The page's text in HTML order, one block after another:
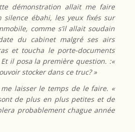
démonstration allait me faire
ébahi, les yeux fixés sur
comme s’il allait soudain
du cabinet malgré ses airs
et toucha le porte-documents
Et il posa la première question. :«
stocker dans ce truc? »
laisser le temps de le faire. «
de plus en plus petites et de
probablement chague année